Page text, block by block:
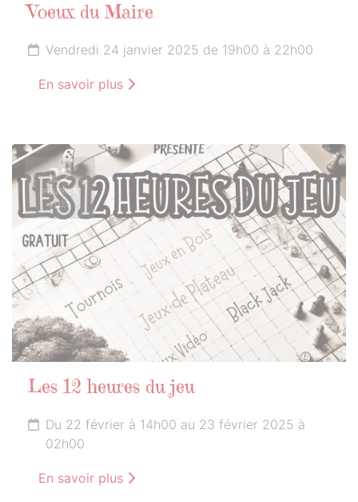
Voeux du Maire
Vendredi 24 janvier 2025 de 19h00 à 22h00
En savoir plus
22
FÉVRIER
2025
Les 12 heures du jeu
Du 22 février à 14h00 au 23 février 2025 à
02h00
En savoir plus